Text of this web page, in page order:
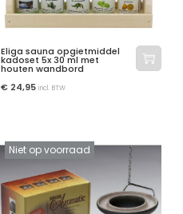
Eliga sauna opgietmiddel
kadoset 5x 30 ml met
houten wandbord
€ 24,95 incl. BTW
Niet op voorraad